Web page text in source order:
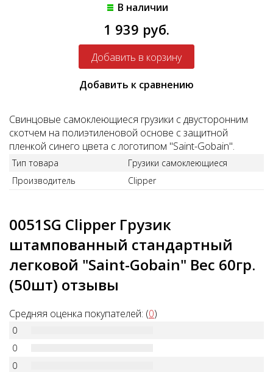
В наличии
1 939 руб.
Добавить к сравнению
Свинцовые самоклеющиеся грузики с двусторонним
скотчем на полиэтиленовой основе с защитной
пленкой синего цвета с логотипом "Saint-Gobain".
Тип товара
Грузики самоклеющиеся
Производитель
Clipper
0051SG Clipper Грузик
штампованный стандартный
легковой "Saint-Gobain" Вес 60гр.
(50шт) отзывы
Средняя оценка покупателей: (0)
0
0
0